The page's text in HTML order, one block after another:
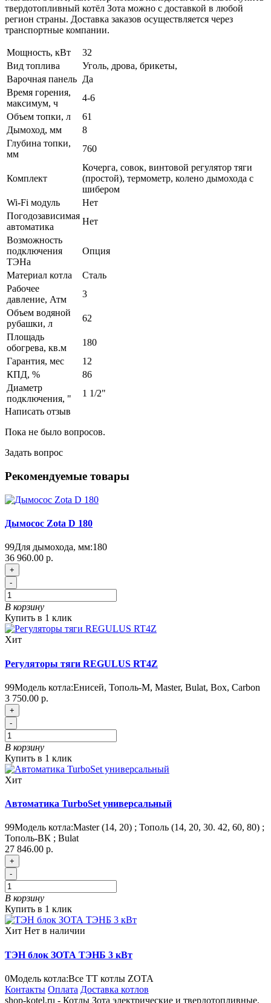
твердотопливный котёл Зота можно с доставкой в любой
регион страны. Доставка заказов осуществляется через
транспортные компании.
Мощность, кВт
32
Вид топлива
Уголь, дрова, брикеты,
Варочная панель Да
Время горения,
максимум, ч
4-6
Объем топки, л
61
Дымоход, мм
8
Глубина топки,
мм
760
Комплект
Кочерга, совок, винтовой регулятор тяги
(простой), термометр, колено дымохода с
шибером
Wi-Fi модуль
Нет
Погодозависимая
автоматика
Нет
Возможность
подключения
ТЭНа
Опция
Материал котла
Сталь
Рабочее
давление, Атм
3
Объем водяной
рубашки, л
62
Площадь
обогрева, кв.м
180
Гарантия, мес
12
КПД, %
86
Диаметр
подключения, "
1 1/2"
Написать отзыв
Пока не было вопросов.
Задать вопрос
Рекомендуемые товары
Дымосос Zota D 180
99Для дымохода, мм:180
36 960.00 р.
+
-
В корзину
Купить в 1 клик
Хит
Регуляторы тяги REGULUS RT4Z
99Модель котла:Енисей, Тополь-М, Master, Bulat, Box, Carbon
3 750.00 р.
+
-
В корзину
Купить в 1 клик
Хит
Автоматика TurboSet универсальный
99Модель котла:Master (14, 20) ; Тополь (14, 20, 30. 42, 60, 80) ;
Тополь-ВК ; Bulat
27 846.00 р.
+
-
В корзину
Купить в 1 клик
Хит Нет в наличии
ТЭН блок ЗОТА ТЭНБ 3 кВт
0Модель котла:Все ТТ котлы ZOTA
Контакты Оплата Доставка котлов
shop-kotel.ru - Котлы Зота электрические и твердотопливные.